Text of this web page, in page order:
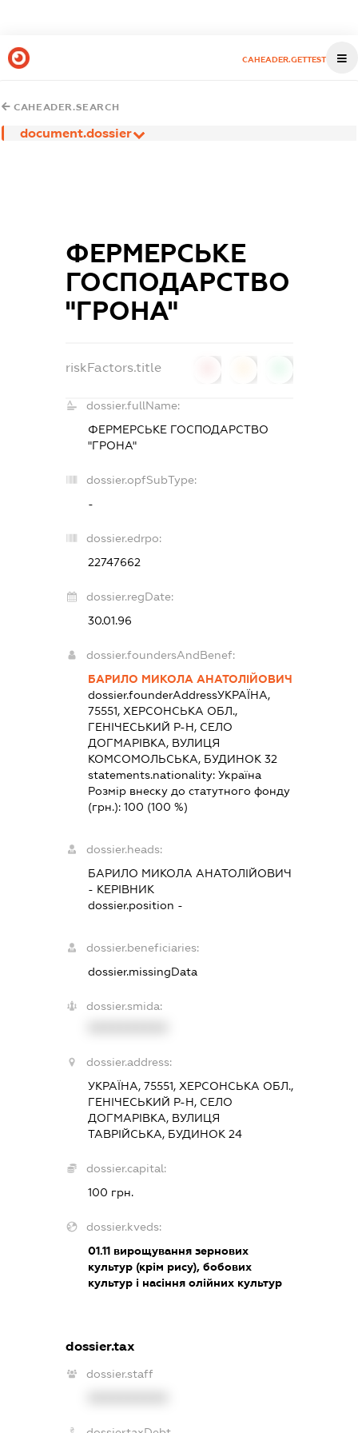
CAHEADER.GETTEST
CAHEADER.SEARCH
document.dossier
ФЕРМЕРСЬКЕ
ГОСПОДАРСТВО
"ГРОНА"
riskFactors.title
dossier.fullName:
ФЕРМЕРСЬКЕ ГОСПОДАРСТВО
"ГРОНА"
dossier.opfSubType:
-
dossier.edrpo:
22747662
dossier.regDate:
30.01.96
dossier.foundersAndBenef:
БАРИЛО МИКОЛА АНАТОЛІЙОВИЧ
dossier.founderAddressУКРАЇНА,
75551, ХЕРСОНСЬКА ОБЛ.,
ГЕНІЧЕСЬКИЙ Р-Н, СЕЛО
ДОГМАРІВКА, ВУЛИЦЯ
КОМСОМОЛЬСЬКА, БУДИНОК 32
statements.nationality: Україна
Розмір внеску до статутного фонду
(грн.): 100 (100 %)
dossier.heads:
БАРИЛО МИКОЛА АНАТОЛІЙОВИЧ
- КЕРІВНИК
dossier.position -
dossier.beneficiaries:
dossier.missingData
dossier.smida:
dossier.address:
УКРАЇНА, 75551, ХЕРСОНСЬКА ОБЛ.,
ГЕНІЧЕСЬКИЙ Р-Н, СЕЛО
ДОГМАРІВКА, ВУЛИЦЯ
ТАВРІЙСЬКА, БУДИНОК 24
dossier.capital:
100 грн.
dossier.kveds:
01.11вирощування зернових
культур (крім рису), бобових
культур і насіння олійних культур
dossier.tax
dossier.staff